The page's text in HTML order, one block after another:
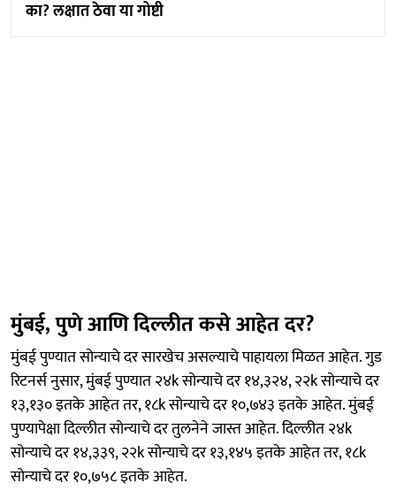
का? लक्षात ठेवा या गोष्टी
मुंबई, पुणे आणि दिल्लीत कसे आहेत दर?
मुंबई पुण्यात सोन्याचे दर सारखेच असल्याचे पाहायला मिळत आहेत. गुड
रिटनर्स नुसार, मुंबई पुण्यात २४k सोन्याचे दर १४,३२४, २२k सोन्याचे दर
१३,१३० इतके आहेत तर, १८k सोन्याचे दर १०,७४३ इतके आहेत. मुंबई
पुण्यापेक्षा दिल्लीत सोन्याचे दर तुलनेने जास्त आहेत. दिल्लीत २४k
सोन्याचे दर १४,३३९, २२k सोन्याचे दर १३,१४५ इतके आहेत तर, १८k
सोन्याचे दर १०,७५८ इतके आहेत.